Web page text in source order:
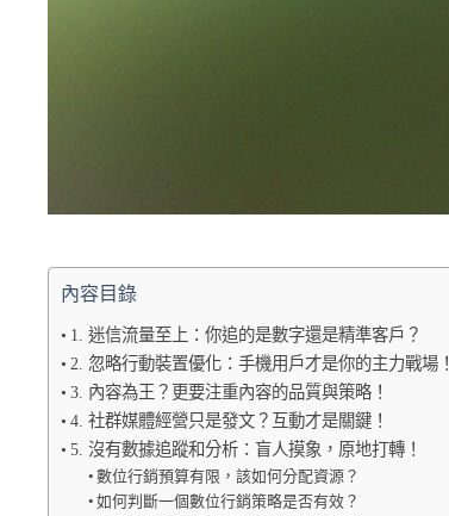
內容目錄
1. 迷信流量至上：你追的是數字還是精準客戶？
2. 忽略行動裝置優化：手機用戶才是你的主力戰場！
3. 內容為王？更要注重內容的品質與策略！
4. 社群媒體經營只是發文？互動才是關鍵！
5. 沒有數據追蹤和分析：盲人摸象，原地打轉！
數位行銷預算有限，該如何分配資源？
如何判斷一個數位行銷策略是否有效？